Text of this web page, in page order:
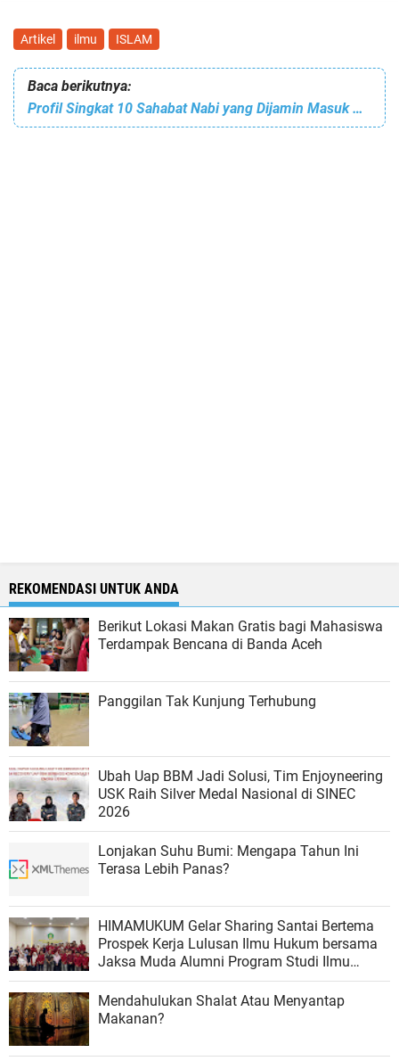
Artikel ilmu ISLAM
Baca berikutnya:
Profil Singkat 10 Sahabat Nabi yang Dijamin Masuk Surga
REKOMENDASI UNTUK ANDA
Berikut Lokasi Makan Gratis bagi Mahasiswa
Terdampak Bencana di Banda Aceh
Panggilan Tak Kunjung Terhubung
Ubah Uap BBM Jadi Solusi, Tim Enjoyneering
USK Raih Silver Medal Nasional di SINEC
2026
Lonjakan Suhu Bumi: Mengapa Tahun Ini
Terasa Lebih Panas?
HIMAMUKUM Gelar Sharing Santai Bertema
Prospek Kerja Lulusan Ilmu Hukum bersama
Jaksa Muda Alumni Program Studi Ilmu
Hukum FSH UIN Ar-Raniry
Mendahulukan Shalat Atau Menyantap
Makanan?